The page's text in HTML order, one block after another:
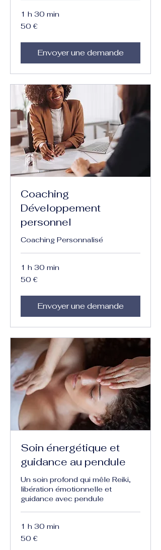
1 h 30 min
50
euros
50 €
Envoyer une demande
Coaching
Développement
personnel
Coaching Personnalisé
1 h 30 min
50
euros
50 €
Envoyer une demande
Soin énergétique et
guidance au pendule
Un soin profond qui mêle Reiki,
libération émotionnelle et
guidance avec pendule
1 h 30 min
50
euros
50 €